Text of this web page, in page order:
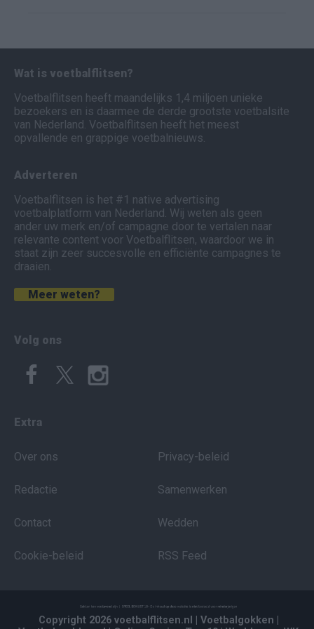
Wat is voetbalflitsen?
Voetbalflitsen heeft maandelijks 1,4 miljoen unieke
bezoekers en is daarmee de derde grootste voetbalsite
van Nederland. Voetbalflitsen heeft het meest
opvallende en grappige voetbalnieuws.
Adverteren
Voetbalflitsen is het #1 native advertising
voetbalplatform van Nederland. Wij weten als geen
ander uw merk en/of campagne door te vertalen naar
relevante content voor Voetbalflitsen, waardoor we in
staat zijn zeer succesvolle en efficiënte campagnes te
draaien.
Meer weten?
Volg ons
Extra
Over ons
Redactie
Contact
Cookie-beleid
Privacy-beleid
Samenwerken
Wedden
RSS Feed
Copyright 2026 voetbalflitsen.nl | Voetbalgokken